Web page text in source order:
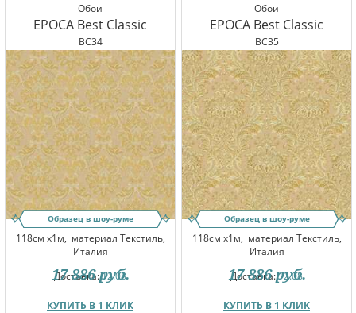
Обои
EPOCA Best Classic
BC34
Образец в шоу-руме
118см x1м, материал Текстиль,
Италия
Доставка:12.08
КУПИТЬ В 1 КЛИК
17 886 руб.
Обои
EPOCA Best Classic
BC35
Образец в шоу-руме
118см x1м, материал Текстиль,
Италия
Доставка:12.08
КУПИТЬ В 1 КЛИК
17 886 руб.